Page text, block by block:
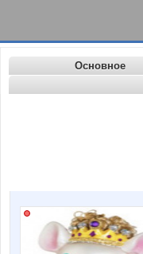
Основное